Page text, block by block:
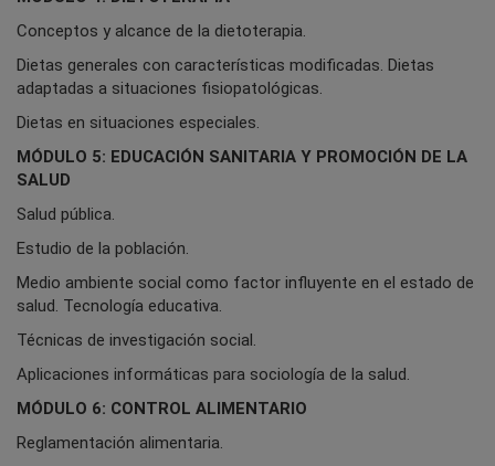
Conceptos y alcance de la dietoterapia.
Dietas generales con características modificadas. Dietas
adaptadas a situaciones fisiopatológicas.
Dietas en situaciones especiales.
MÓDULO 5: EDUCACIÓN SANITARIA Y PROMOCIÓN DE LA
SALUD
Salud pública.
Estudio de la población.
Medio ambiente social como factor influyente en el estado de
salud. Tecnología educativa.
Técnicas de investigación social.
Aplicaciones informáticas para sociología de la salud.
MÓDULO 6: CONTROL ALIMENTARIO
Reglamentación alimentaria.